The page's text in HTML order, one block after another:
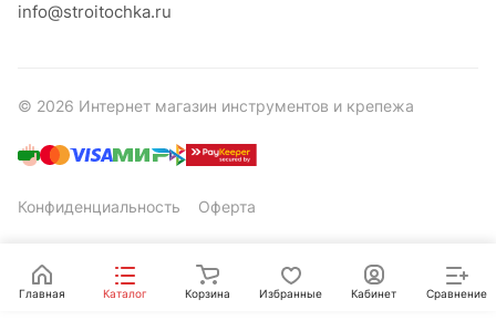
info@stroitochka.ru
© 2026 Интернет магазин инструментов и крепежа
Конфиденциальность Оферта
Главная Каталог Корзина Избранные Кабинет Сравнение